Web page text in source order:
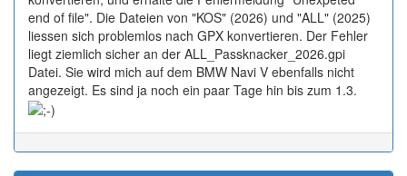
end of file". Die Dateien von "KOS" (2026) und "ALL" (2025)
liessen sich problemlos nach GPX konvertieren. Der Fehler
liegt ziemlich sicher an der ALL_Passknacker_2026.gpi
Datei. Sie wird mich auf dem BMW Navi V ebenfalls nicht
angezeigt. Es sind ja noch ein paar Tage hin bis zum 1.3.